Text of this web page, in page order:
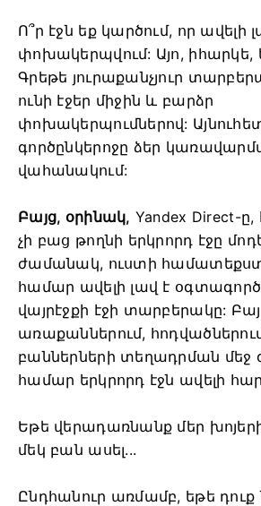
Ո՞ր էջն եք կարծում, որ ավելի
փոխակերպվում: Այո, իհարկե,
Գրեթե յուրաքանչյուր
ունի էջեր միջին և բարձր
փոխակերպումներով:
գործընկերոջը ձեր
վահանակում:
Բայց, օրինակ, Yandex Direct-
չի բաց թողնի երկրորդ էջը
ժամանակ, ուստի
համար ավելի լավ է
վայրէջքի էջի տարբերակը:
առաքաններում,
բաններների տեղադրման մեջ
համար երկրորդ էջն ավելի
Եթե ​​վերադառնանք մեր
մեկ բան ասել...
Ընդհանուր առմամբ, եթե դուք